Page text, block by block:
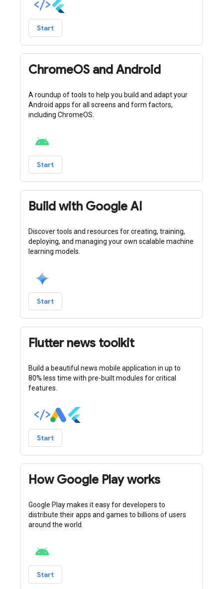
Start
ChromeOS and Android
A roundup of tools to help you build and adapt your
Android apps for all screens and form factors,
including ChromeOS.
Start
Build with Google AI
Discover tools and resources for creating, training,
deploying, and managing your own scalable machine
learning models.
Start
Flutter news toolkit
Build a beautiful news mobile application in up to
80% less time with pre-built modules for critical
features.
Start
How Google Play works
Google Play makes it easy for developers to
distribute their apps and games to billions of users
around the world.
Start